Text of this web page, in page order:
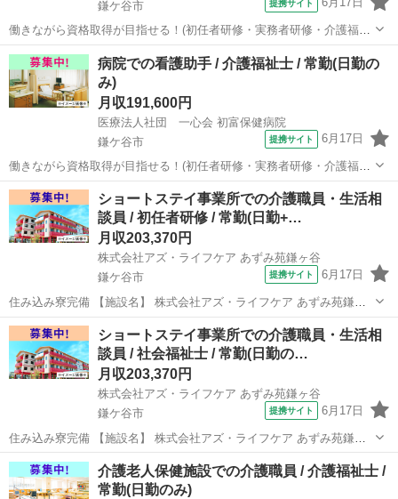
鎌ケ谷市 提携サイト
働きながら資格取得が目指せる！(初任者研修・実務者研修・介護福祉
士)/住み込み寮完備/託児所完備でひとり親・シングルマザーにもおす
すめ 【施設名】 医療法人社団 一心会 初富保健病院 【勤務地】 千葉
県 鎌ケ谷市 【ア...
千葉 鎌ケ谷市 介護士
病院での看護助手 / 介護福祉士 / 常勤(日勤の
み)
月収191,600円
医療法人社団 一心会 初富保健病院
鎌ケ谷市
提携サイト 6月17日
働きながら資格取得が目指せる！(初任者研修・実務者研修・介護福祉
士)/住み込み寮完備/託児所完備でひとり親・シングルマザーにもおす
すめ 【施設名】 医療法人社団 一心会 初富保健病院 【勤務地】 千葉
県 鎌ケ谷市 【ア...
千葉 鎌ケ谷市 介護福祉士
ショートステイ事業所での介護職員・生活相
談員 / 初任者研修 / 常勤(日勤+…
月収203,370円
株式会社アズ・ライフケア あずみ苑鎌ヶ谷
鎌ケ谷市
提携サイト 6月17日
住み込み寮完備 【施設名】 株式会社アズ・ライフケア あずみ苑鎌ヶ
谷 【勤務地】 千葉県 鎌ケ谷市 【アクセス】 鎌ケ谷駅から徒歩20分
鎌ケ谷駅/馬込沢駅/鎌ケ谷大仏駅 【雇用形態】常勤(日勤+夜勤) 【募集
職種...
千葉 鎌ケ谷市 介護士
ショートステイ事業所での介護職員・生活相
談員 / 社会福祉士 / 常勤(日勤の…
月収203,370円
株式会社アズ・ライフケア あずみ苑鎌ヶ谷
鎌ケ谷市
提携サイト 6月17日
住み込み寮完備 【施設名】 株式会社アズ・ライフケア あずみ苑鎌ヶ
谷 【勤務地】 千葉県 鎌ケ谷市 【アクセス】 鎌ケ谷駅から徒歩20分
鎌ケ谷駅/馬込沢駅/鎌ケ谷大仏駅 【雇用形態】常勤(日勤のみ) 【募集
職種】...
千葉 鎌ケ谷市 介護士
介護老人保健施設での介護職員 / 介護福祉士 /
常勤(日勤のみ)